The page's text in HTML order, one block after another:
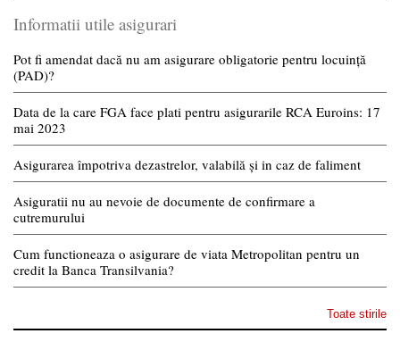
Informatii utile asigurari
Pot fi amendat dacă nu am asigurare obligatorie pentru locuință
(PAD)?
Data de la care FGA face plati pentru asigurarile RCA Euroins: 17
mai 2023
Asigurarea împotriva dezastrelor, valabilă și in caz de faliment
Asiguratii nu au nevoie de documente de confirmare a
cutremurului
Cum functioneaza o asigurare de viata Metropolitan pentru un
credit la Banca Transilvania?
Toate stirile